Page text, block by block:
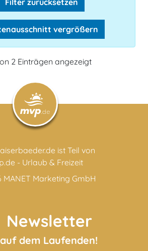
vergrößern
2 Einträgen angezeigt
ist Teil von
- Urlaub & Freizeit
MANET Marketing GmbH
Newsletter
dem Laufenden!